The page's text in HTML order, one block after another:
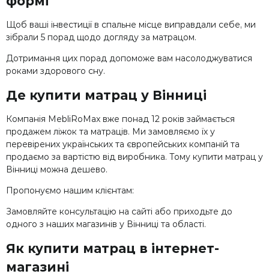
Щоб ваші інвестиції в спальне місце виправдали себе, ми
зібрали 5 порад щодо догляду за матрацом.
Дотримання цих порад допоможе вам насолоджуватися
роками здорового сну.
Де купити матрац у Вінниці
Компанія MebliRoMax вже понад 12 років займається
продажем ліжок та матраців. Ми замовляємо їх у
перевірених українських та європейських компаній та
продаємо за вартістю від виробника. Тому купити матрац у
Вінниці можна дешево.
Пропонуємо нашим клієнтам:
Замовляйте консультацію на сайті або приходьте до
одного з наших магазинів у Вінниці та області.
Як купити матрац в інтернет-
магазині